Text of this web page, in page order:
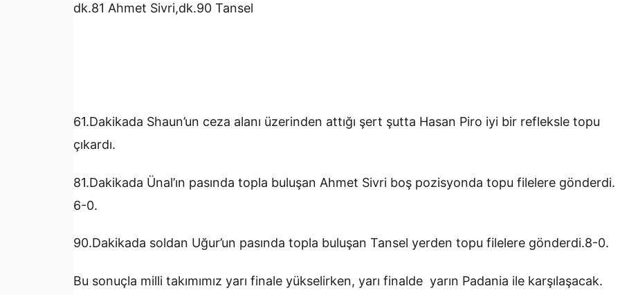
dk.81 Ahmet Sivri,dk.90 Tansel
61.Dakikada Shaun’un ceza alanı üzerinden attığı şert şutta Hasan Piro iyi bir refleksle topu
çıkardı.
81.Dakikada Ünal’ın pasında topla buluşan Ahmet Sivri boş pozisyonda topu filelere gönderdi.
6-0.
90.Dakikada soldan Uğur’un pasında topla buluşan Tansel yerden topu filelere gönderdi.8-0.
Bu sonuçla milli takımımız yarı finale yükselirken, yarı finalde yarın Padania ile karşılaşacak.